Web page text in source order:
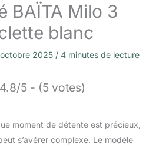
BAÏTA Milo 3
blanc
2025 / 4 minutes de lecture
4.8/5 - (5 votes)
moment de détente est précieux,
s’avérer complexe. Le modèle